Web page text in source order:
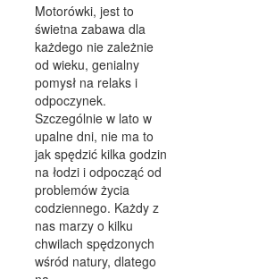
Motorówki, jest to
świetna zabawa dla
każdego nie zależnie
od wieku, genialny
pomysł na relaks i
odpoczynek.
Szczególnie w lato w
upalne dni, nie ma to
jak spędzić kilka godzin
na łodzi i odpocząć od
problemów życia
codziennego. Każdy z
nas marzy o kilku
chwilach spędzonych
wśród natury, dlatego